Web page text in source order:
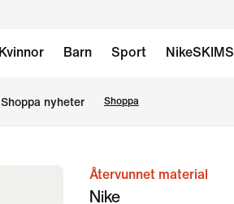
Kvinnor Barn Sport NikeSKIMS
Shoppa nyheter Shoppa
Återvunnet material
Nike